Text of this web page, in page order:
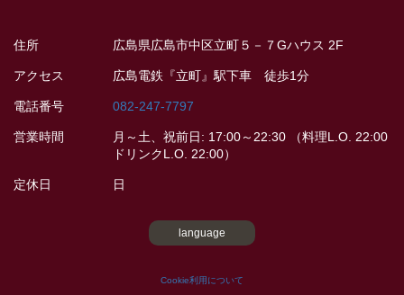
住所 広島県広島市中区立町５－７Gハウス 2F
アクセス 広島電鉄『立町』駅下車 徒歩1分
電話番号 082-247-7797
営業時間
月～土、祝前日: 17:00～22:30 （料理L.O. 22:00
ドリンクL.O. 22:00）
定休日 日
language
Cookie利用について